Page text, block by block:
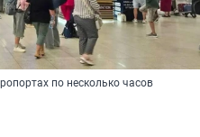
по несколько часов